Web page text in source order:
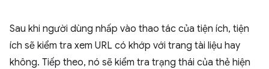
Sau khi người dùng nhấp vào thao tác của tiện ích, tiện
ích sẽ kiểm tra xem URL có khớp với trang tài liệu hay
không. Tiếp theo, nó sẽ kiểm tra trạng thái của thẻ hiện